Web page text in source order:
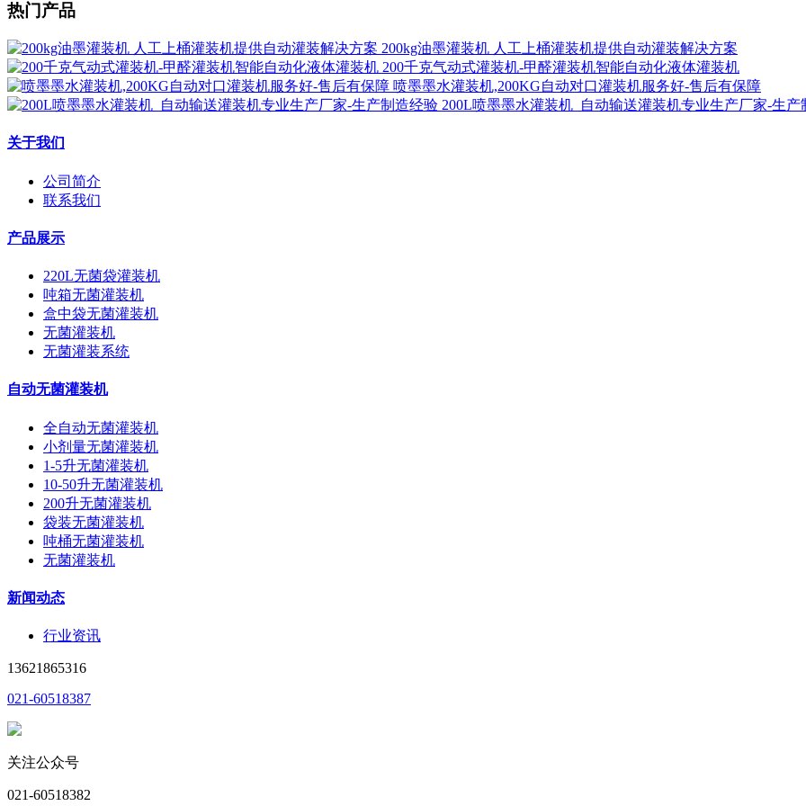
热门产品
200kg油墨灌装机 人工上桶灌装机提供自动灌装解决方案
200千克气动式灌装机-甲醛灌装机智能自动化液体灌装机
喷墨墨水灌装机,200KG自动对口灌装机服务好-售后有保障
200L喷墨墨水灌装机_自动输送灌装机专业生产厂家-生产
关于我们
公司简介
联系我们
产品展示
220L无菌袋灌装机
吨箱无菌灌装机
盒中袋无菌灌装机
无菌灌装机
无菌灌装系统
自动无菌灌装机
全自动无菌灌装机
小剂量无菌灌装机
1-5升无菌灌装机
10-50升无菌灌装机
200升无菌灌装机
袋装无菌灌装机
吨桶无菌灌装机
无菌灌装机
新闻动态
行业资讯
13621865316
021-60518387
关注公众号
021-60518382